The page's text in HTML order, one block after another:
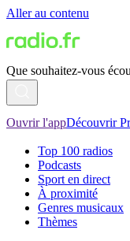
Aller au contenu
Que souhaitez-vous
Ouvrir l'appDécouvrir
Top 100 radios
Podcasts
Sport en direct
À proximité
Genres musicaux
Thèmes